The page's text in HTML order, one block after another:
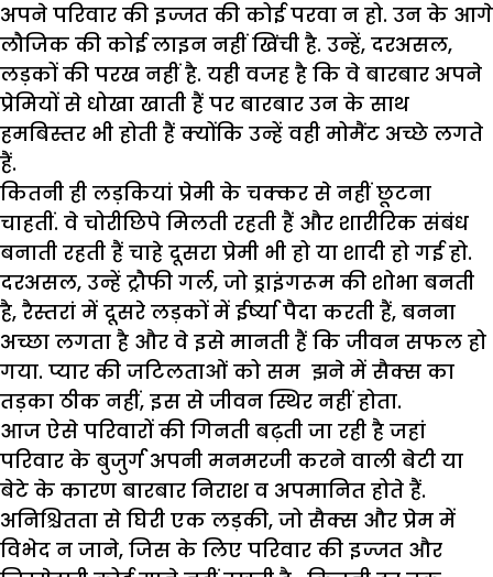
अपने परिवार की इज्जत की कोई परवा न हो. उन के आगे
लौजिक की कोई लाइन नहीं खिंची है. उन्हें, दरअसल,
लड़कों की परख नहीं है. यही वजह है कि वे बारबार अपने
प्रेमियों से धोखा खाती हैं पर बारबार उन के साथ
हमबिस्तर भी होती हैं क्योंकि उन्हें वही मोमैंट अच्छे लगते
हैं.
कितनी ही लड़कियां प्रेमी के चक्कर से नहीं छूटना
चाहतीं. वे चोरीछिपे मिलती रहती हैं और शारीरिक संबंध
बनाती रहती हैं चाहे दूसरा प्रेमी भी हो या शादी हो गई हो.
दरअसल, उन्हें ट्रौफी गर्ल, जो ड्राइंगरूम की शोभा बनती
है, रैस्तरां में दूसरे लड़कों में ईर्ष्या पैदा करती हैं, बनना
अच्छा लगता है और वे इसे मानती हैं कि जीवन सफल हो
गया. प्यार की जटिलताओं को सम झने में सैक्स का
तड़का ठीक नहीं, इस से जीवन स्थिर नहीं होता.
आज ऐसे परिवारों की गिनती बढ़ती जा रही है जहां
परिवार के बुजुर्ग अपनी मनमरजी करने वाली बेटी या
बेटे के कारण बारबार निराश व अपमानित होते हैं.
अनिश्चितता से घिरी एक लड़की, जो सैक्स और प्रेम में
विभेद न जाने, जिस के लिए परिवार की इज्जत और